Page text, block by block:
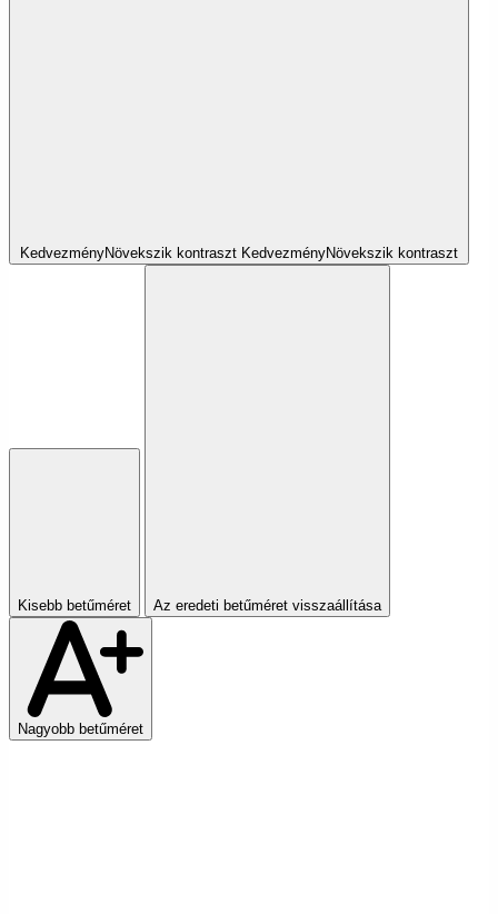
KedvezményNövekszik kontraszt KedvezményNövekszik kontraszt
Kisebb betűméret Az eredeti betűméret visszaállítása
Nagyobb betűméret